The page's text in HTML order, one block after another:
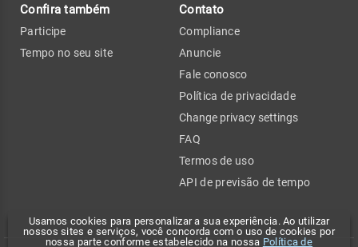
Usamos cookies para personalizar a sua experiência. Ao utilizar
nossos sites e serviços, você concorda com o uso de cookies por
nossa parte conforme estabelecido na nossa Política de
Confira também
Participe
Tempo no seu site
Contato
Compliance
Anuncie
Fale conosco
Política de privacidade
Change privacy settings
FAQ
Termos de uso
API de previsão de tempo